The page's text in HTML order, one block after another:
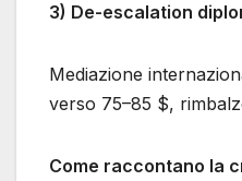
3) De-escalation
Mediazione
verso 75–85 $,
Come raccontano la